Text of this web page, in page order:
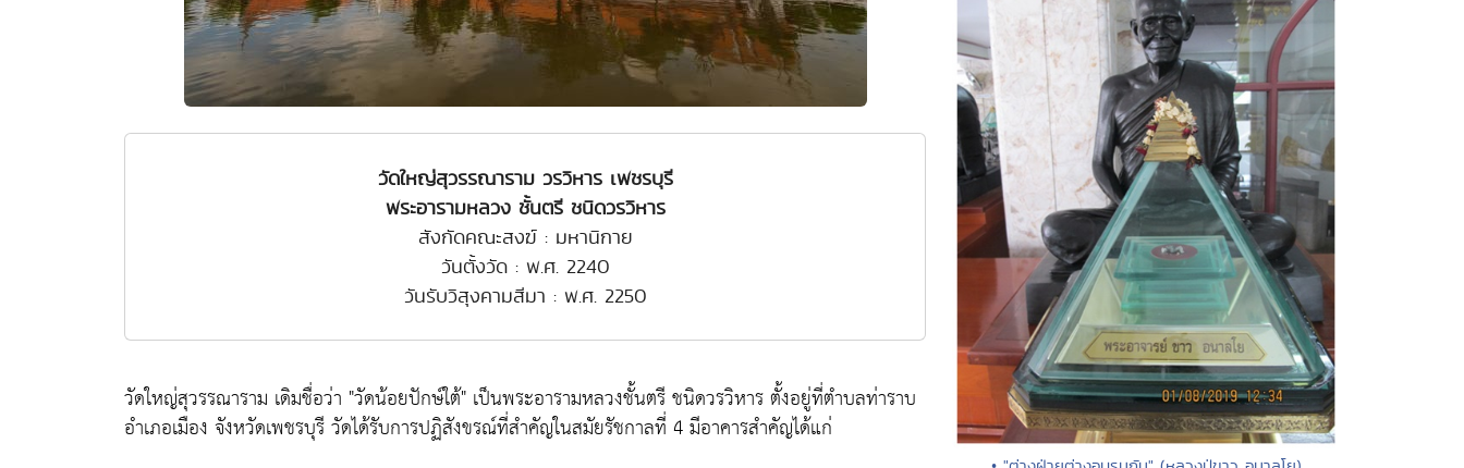
วัดใหญ่สุวรรณาราม วรวิหาร เพชรบุรี
พระอารามหลวง ชั้นตรี ชนิดวรวิหาร
สังกัดคณะสงฆ์ : มหานิกาย
วันตั้งวัด : พ.ศ. 2240
วันรับวิสุงคามสีมา : พ.ศ. 2250
วัดใหญ่สุวรรณาราม เดิมชื่อว่า "วัดน้อยปักษ์ใต้" เป็นพระอารามหลวงชั้นตรี ชนิดวรวิหาร ตั้งอยู่ที่ตำบลท่าราบ
อำเภอเมือง จังหวัดเพชรบุรี วัดได้รับการปฏิสังขรณ์ที่สำคัญในสมัยรัชกาลที่ 4 มีอาคารสำคัญได้แก่